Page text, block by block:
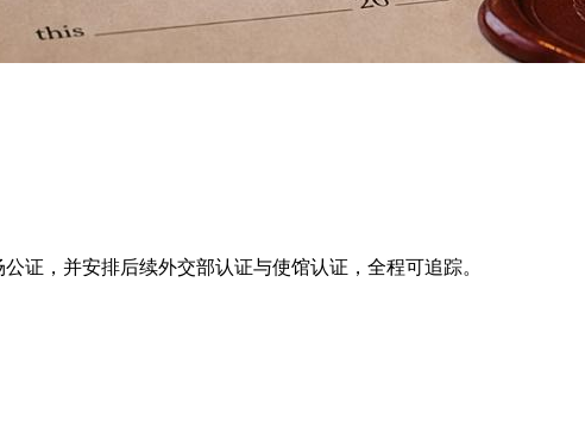
证，并安排后续外交部认证与使馆认证，全程可追踪。